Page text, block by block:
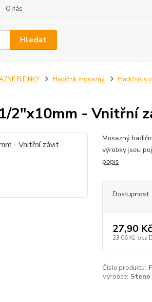
O nás
Hledat
FITINKY Hadičník mosazný Hadičník s
2"x10mm - Vnitřní
Mosazný
výrobky jsou
popis
Dostupnost
27,90 Kč
23,06 Kč bez
Číslo produktu:
Výrobce: Steno